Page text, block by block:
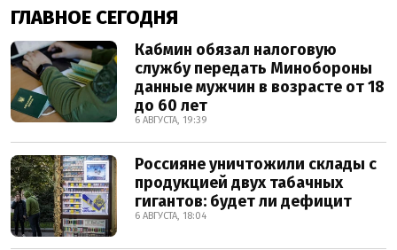
ГЛАВНОЕ СЕГОДНЯ
Кабмин обязал налоговую
службу передать Минобороны
данные мужчин в возрасте от 18
до 60 лет
6 АВГУСТА, 19:39
Россияне уничтожили склады с
продукцией двух табачных
гигантов: будет ли дефицит
6 АВГУСТА, 18:04